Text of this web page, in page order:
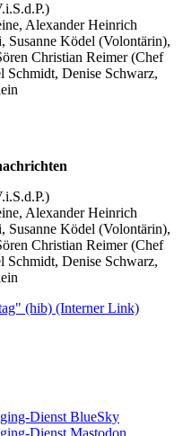
Alexander Heinrich
Susanne Ködel (Volontärin),
Christian Reimer (Chef
Schmidt, Denise Schwarz,
Alexander Heinrich
Susanne Ködel (Volontärin),
Christian Reimer (Chef
Schmidt, Denise Schwarz,
(hib) (Interner Link)
Dienst BlueSky
Dienst Mastodon